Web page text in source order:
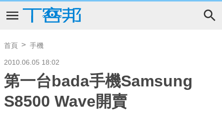
首頁 手機
2010.06.05 18:02
第一台bada手機Samsung
S8500 Wave開賣